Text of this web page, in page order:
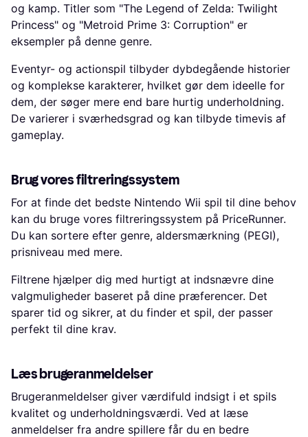
og kamp. Titler som "The Legend of Zelda: Twilight
Princess" og "Metroid Prime 3: Corruption" er
eksempler på denne genre.
Eventyr- og actionspil tilbyder dybdegående historier
og komplekse karakterer, hvilket gør dem ideelle for
dem, der søger mere end bare hurtig underholdning.
De varierer i sværhedsgrad og kan tilbyde timevis af
gameplay.
Brug vores filtreringssystem
For at finde det bedste Nintendo Wii spil til dine behov
kan du bruge vores filtreringssystem på PriceRunner.
Du kan sortere efter genre, aldersmærkning (PEGI),
prisniveau med mere.
Filtrene hjælper dig med hurtigt at indsnævre dine
valgmuligheder baseret på dine præferencer. Det
sparer tid og sikrer, at du finder et spil, der passer
perfekt til dine krav.
Læs brugeranmeldelser
Brugeranmeldelser giver værdifuld indsigt i et spils
kvalitet og underholdningsværdi. Ved at læse
anmeldelser fra andre spillere får du en bedre